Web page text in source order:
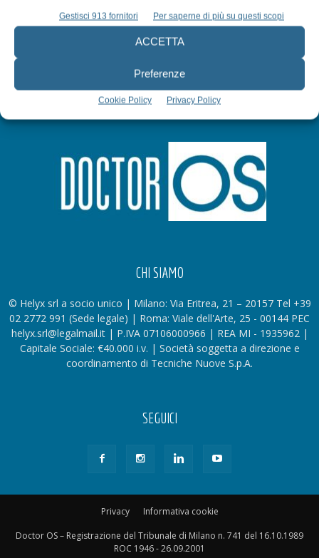
Gestisci 913 fornitori Per saperne di più su questi scopi
ACCETTA
Preferenze
Cookie Policy Privacy Policy
Iscriviti alla newsletter
CHI SIAMO
© Helyx srl a socio unico | Milano: Via Eritrea, 21 – 20157 Tel +39
02 2772 991 (Sede legale) | Roma: Viale dell'Arte, 25 - 00144 PEC
helyx.srl@legalmail.it | P.IVA 07106000966 | REA MI - 1935962 |
Capitale Sociale: €40.000 i.v. | Società soggetta a direzione e
coordinamento di Tecniche Nuove S.p.A.
SEGUICI
Privacy
Informativa cookie
Doctor OS – Registrazione del Tribunale di Milano n. 741 del 16.10.1989
ROC 1946 - 26.09.2001